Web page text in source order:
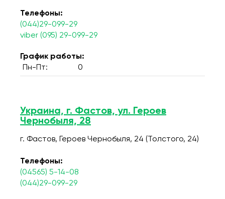
Телефоны:
(044)29-099-29
viber (095) 29-099-29
График работы:
Пн-Пт:
0
Украина, г. Фастов, ул. Героев
Чернобыля, 28
г. Фастов, Героев Чернобыля, 24 (Толстого, 24)
Телефоны:
(04565) 5-14-08
(044)29-099-29